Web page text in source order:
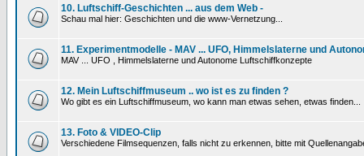
10. Luftschiff-Geschichten ... aus dem Web -
Schau mal hier: Geschichten und die www-Vernetzung...
11. Experimentmodelle - MAV ... UFO, Himmelslaterne und
MAV ... UFO , Himmelslaterne und Autonome Luftschiffkonzepte
12. Mein Luftschiffmuseum .. wo ist es zu finden ?
Wo gibt es ein Luftschiffmuseum, wo kann man etwas sehen, etwas finden...
13. Foto & VIDEO-Clip
Verschiedene Filmsequenzen, falls nicht zu erkennen, bitte mit